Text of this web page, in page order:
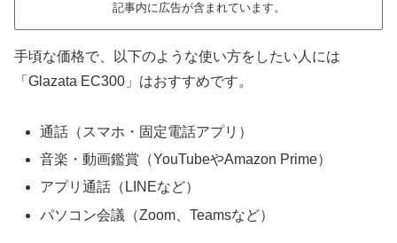
記事内に広告が含まれています。
手頃な価格で、以下のような使い方をしたい人には
「Glazata EC300」はおすすめです。
通話（スマホ・固定電話アプリ）
音楽・動画鑑賞（YouTubeやAmazon Prime）
アプリ通話（LINEなど）
パソコン会議（Zoom、Teamsなど）